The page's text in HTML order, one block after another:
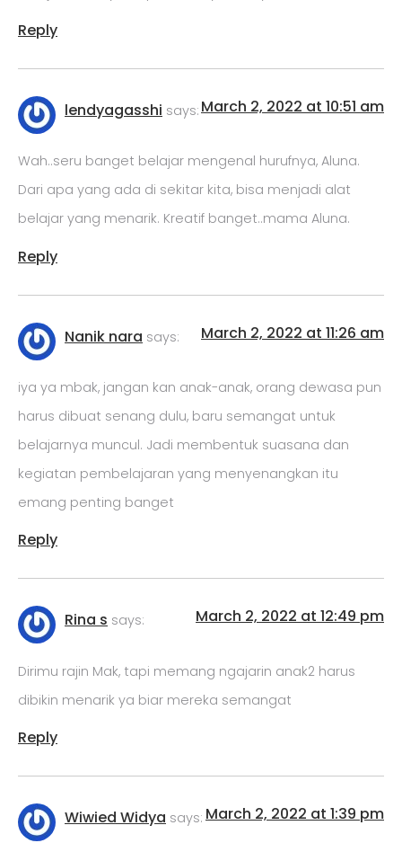
Reply
lendyagasshi says: March 2, 2022 at 10:51 am
Wah..seru banget belajar mengenal hurufnya, Aluna.
Dari apa yang ada di sekitar kita, bisa menjadi alat
belajar yang menarik. Kreatif banget..mama Aluna.
Reply
Nanik nara says: March 2, 2022 at 11:26 am
iya ya mbak, jangan kan anak-anak, orang dewasa pun
harus dibuat senang dulu, baru semangat untuk
belajarnya muncul. Jadi membentuk suasana dan
kegiatan pembelajaran yang menyenangkan itu
emang penting banget
Reply
Rina s says: March 2, 2022 at 12:49 pm
Dirimu rajin Mak, tapi memang ngajarin anak2 harus
dibikin menarik ya biar mereka semangat
Reply
Wiwied Widya says: March 2, 2022 at 1:39 pm